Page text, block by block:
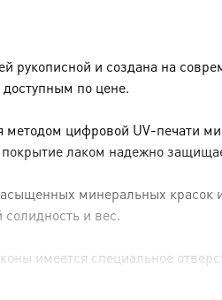
рукописной и создана на
по цене.
методом цифровой UV-печати
лаком надежно
минеральных красок
и вес.
имеется специальное